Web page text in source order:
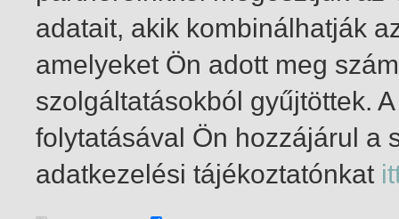
1-1 / total 1 hit
adatait, akik kombinálhatják
amelyeket Ön adott meg
szolgáltatásokból gyűjtöttek.
folytatásával Ön hozzájárul a
adatkezelési tájékoztatónkat